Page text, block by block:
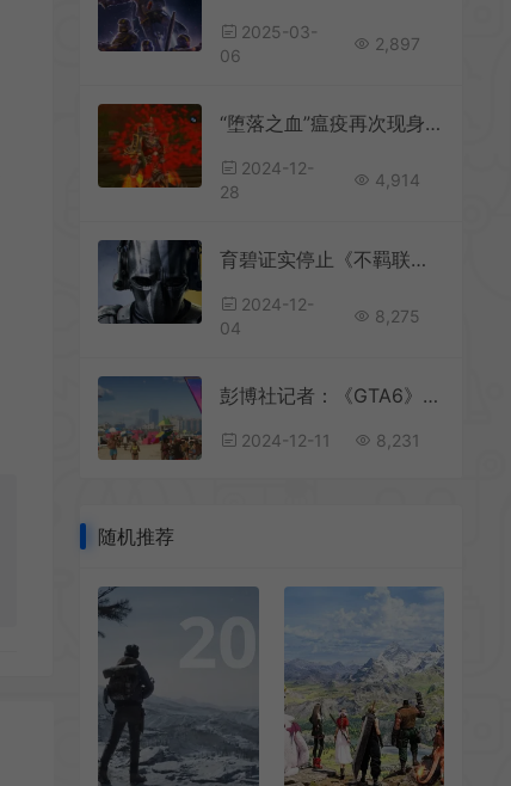
2025-03-
06
2,897
“堕落之血”瘟疫再次现身《魔兽世界》怀旧服
2024-12-
28
4,914
育碧证实停止《不羁联盟》开发 旗下三个工作室将关闭 277名员工恐被裁员
2024-12-
04
8,275
彭博社记者：《GTA6》2026年发售可能性更大
2024-12-11 8,231
随机推荐